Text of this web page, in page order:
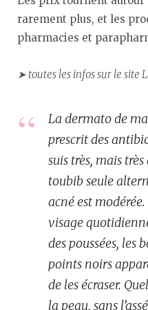
rarement plus, et les
pharmacies et
➤ toutes les infos sur le site
La dermato de
prescrit des
suis très, mais
toubib seule
acné est
visage
des poussées, les
points noirs
de les écraser.
la peau, sans